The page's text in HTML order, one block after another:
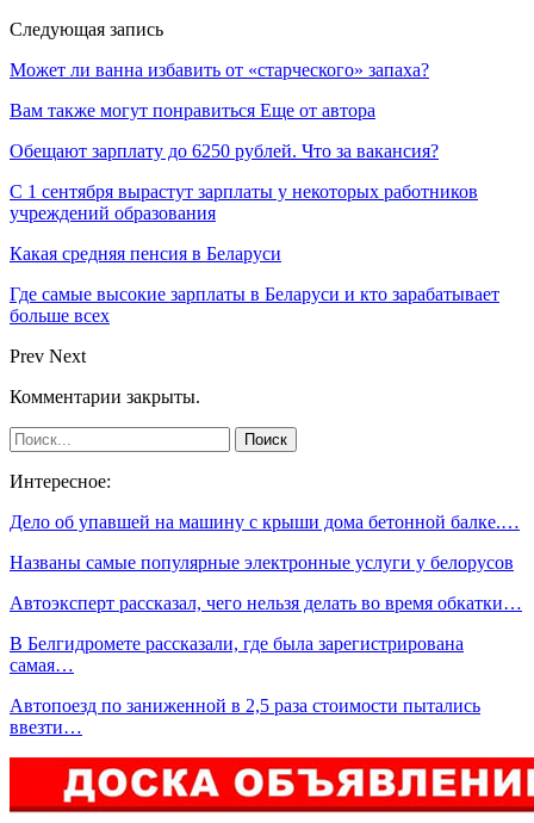
Следующая запись
Может ли ванна избавить от «старческого» запаха?
Вам также могут понравиться Еще от автора
Обещают зарплату до 6250 рублей. Что за вакансия?
С 1 сентября вырастут зарплаты у некоторых работников
учреждений образования
Какая средняя пенсия в Беларуси
Где самые высокие зарплаты в Беларуси и кто зарабатывает
больше всех
Prev Next
Комментарии закрыты.
Интересное:
Дело об упавшей на машину с крыши дома бетонной балке.…
Названы самые популярные электронные услуги у белорусов
Автоэксперт рассказал, чего нельзя делать во время обкатки…
В Белгидромете рассказали, где была зарегистрирована
самая…
Автопоезд по заниженной в 2,5 раза стоимости пытались
ввезти…